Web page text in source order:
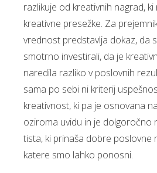
razlikuje od kreativnih nagrad,
kreativne presežke. Za
vrednost predstavlja dokaz, da
smotrno investirali, da je
naredila razliko v poslovnih
sama po sebi ni kriterij
kreativnost, ki pa je osnovana
oziroma uvidu in je dolgoročno
tista, ki prinaša dobre poslovne
katere smo lahko ponosni.